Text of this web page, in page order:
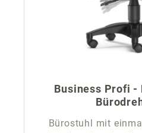
Business Profi -
Bürostuhl mit